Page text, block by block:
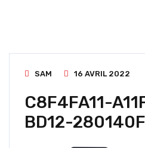
SAM 16 AVRIL 2022
C8F4FA11-
BD12-